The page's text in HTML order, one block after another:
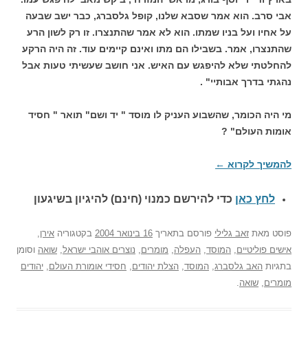
אבי סרב. הוא אמר שסבא שלנו, קופל גלסברג, כבר ישב שבעה
על אחיו ועל בניו שמתו. הוא לא אמר שהתנצרו. זו רק לשון הרע
שהתנצרו, אמר. בשבילו הם מתו ואינם קיימים עוד. זה היה הרקע
להחלטתי שלא להיפגש עם האיש. אני חושב שעשיתי טעות אבל
נהגתי בדרך אבותיי" .
מי היה הכומר, שהשבוע העניק לו מוסד " יד ושם" תואר " חסיד
אומות העולם" ?
להמשיך לקרוא ←
לחץ כאן כדי להירשם כמנוי (חינם) להיגיון בשיגעון
פוסט מאת זאב גלילי פורסם בתאריך 16 בינואר 2004 בקטגוריה אירן
אישים פוליטיים המוסד העפלה מומרים נוצרים אוהבי ישראל שואה וסומן
בתגיות האב גלסברג המוסד הצלת יהודים חסידי אומורת העולם יהודים
מומרים שואה